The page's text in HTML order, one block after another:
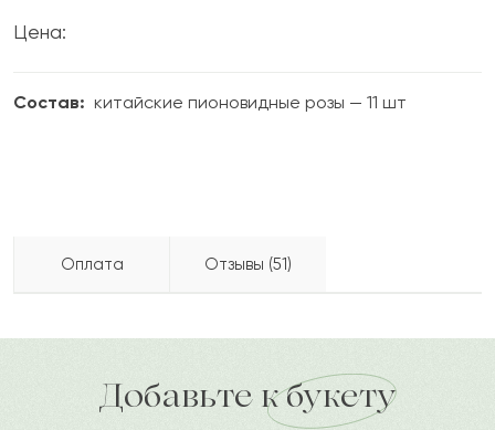
Цена:
Состав: китайские пионовидные розы — 11 шт
Оплата Отзывы (51)
доставка по городу в течение часа
Я 2023-12-03
Януарий
2023-11-26
Добавьте к букету